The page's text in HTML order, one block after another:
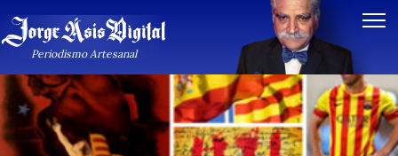
Periodismo Artesanal